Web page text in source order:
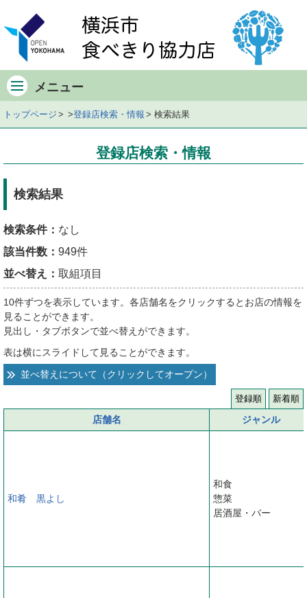
イ
ニ
ュ
件
数
店
舗
一
覧
へ
メニュー
トップページ 登録店検索・情報 検索結果
登録店検索・情報
検索結果
検索条件： なし
該当件数： 949件
並べ替え： 取組項目
10件ずつを表示しています。各店舗名をクリックするとお店の情報を
見ることができます。
見出し・タブボタンで並べ替えができます。
表は横にスライドして見ることができます。
並べ替えについて（クリックしてオープン）
登録順 新着順
店舗名 ジャンル
和肴 黒よし
和食
惣菜
居酒屋・バー